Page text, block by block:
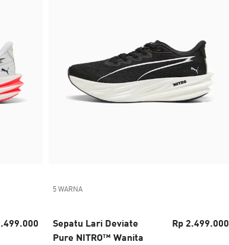
5 WARNA
Sepatu Lari Deviate
Pure NITRO™ Wanita
Rp 2.499.000